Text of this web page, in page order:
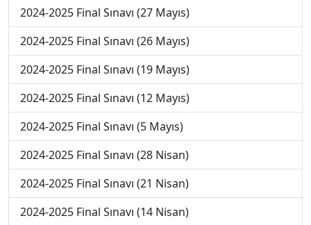
2024-2025 Final Sınavı (27 Mayıs)
2024-2025 Final Sınavı (26 Mayıs)
2024-2025 Final Sınavı (19 Mayıs)
2024-2025 Final Sınavı (12 Mayıs)
2024-2025 Final Sınavı (5 Mayıs)
2024-2025 Final Sınavı (28 Nisan)
2024-2025 Final Sınavı (21 Nisan)
2024-2025 Final Sınavı (14 Nisan)